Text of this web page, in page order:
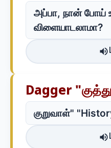
அப்பா, நான் போய்
விளையாடலாமா?
Dagger
குறுவாள்"